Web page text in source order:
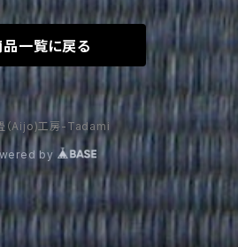
品一覧に戻る
（Aijo)工房-Tadami
by